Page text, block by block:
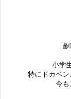
小学
特にドカベ
今も